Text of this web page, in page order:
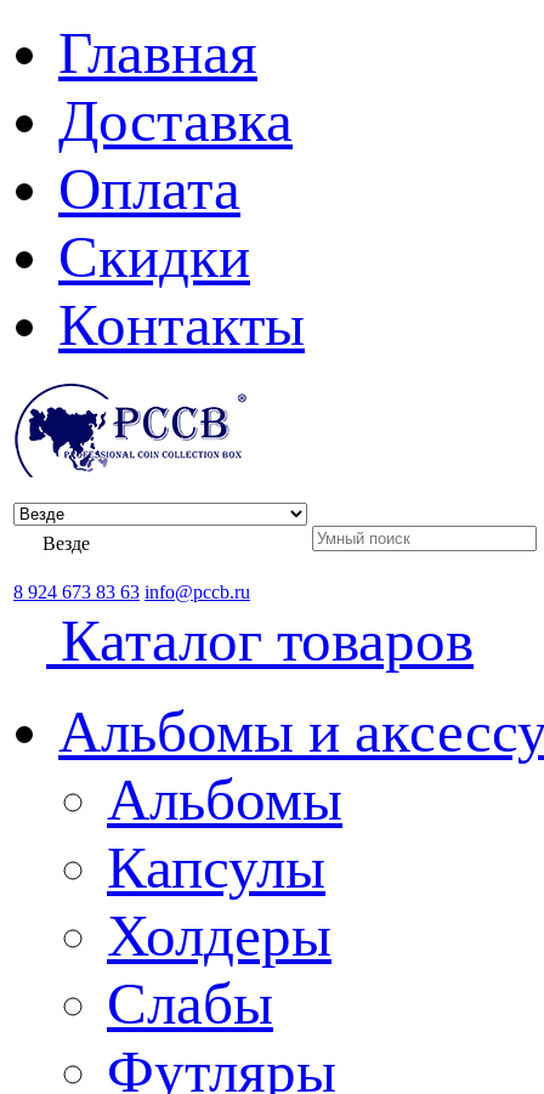
Главная
Доставка
Оплата
Скидки
Контакты
Везде
8 924 673 83 63 info@pccb.ru
Каталог товаров
Альбомы и
Альбомы
Капсулы
Холдеры
Слабы
Футляры